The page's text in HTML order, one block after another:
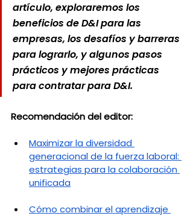
artículo, exploraremos los
beneficios de D&I para las
empresas, los desafíos y barreras
para lograrlo, y algunos pasos
prácticos y mejores prácticas
para contratar para D&I.
Recomendación del editor:
Maximizar la diversidad
generacional de la fuerza laboral:
estrategias para la colaboración
unificada
Cómo combinar el aprendizaje